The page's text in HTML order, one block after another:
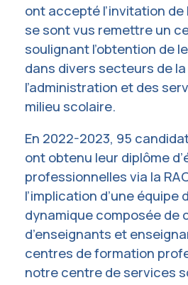
ont accepté l’invitation de
se sont vus remettre un
soulignant l’obtention de
dans divers secteurs de
l’administration et des
milieu scolaire.
En 2022-2023, 95
ont obtenu leur diplôme
professionnelles via la
l’implication d’une équipe
dynamique composée de
d’enseignants et
centres de formation
notre centre de services